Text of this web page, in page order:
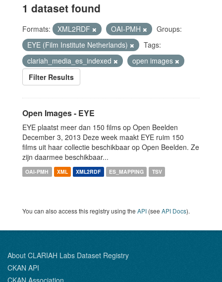
1 dataset found
Formats: XML2RDF OAI-PMH
Groups:
EYE (Film Institute Netherlands)
Tags:
clariah_media_es_indexed
open images
Filter Results
Open Images - EYE
EYE plaatst meer dan 150 films op Open Beelden
December 3, 2013 Deze week maakt EYE ruim 150
films uit haar collectie beschikbaar op Open Beelden. Ze
zijn daarmee beschikbaar...
OAI-PMH XML XML2RDF ES_MAPPING TSV
You can also access this registry using the API (see API Docs).
About CLARIAH Labs Dataset Registry
CKAN API
CKAN Association